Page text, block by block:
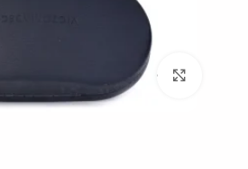
بزرگنمایی تصویر